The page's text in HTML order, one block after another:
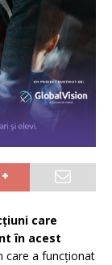
care
în acest
care a funcționat